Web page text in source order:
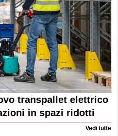
transpallet elettrico
in spazi ridotti
Vedi tutte